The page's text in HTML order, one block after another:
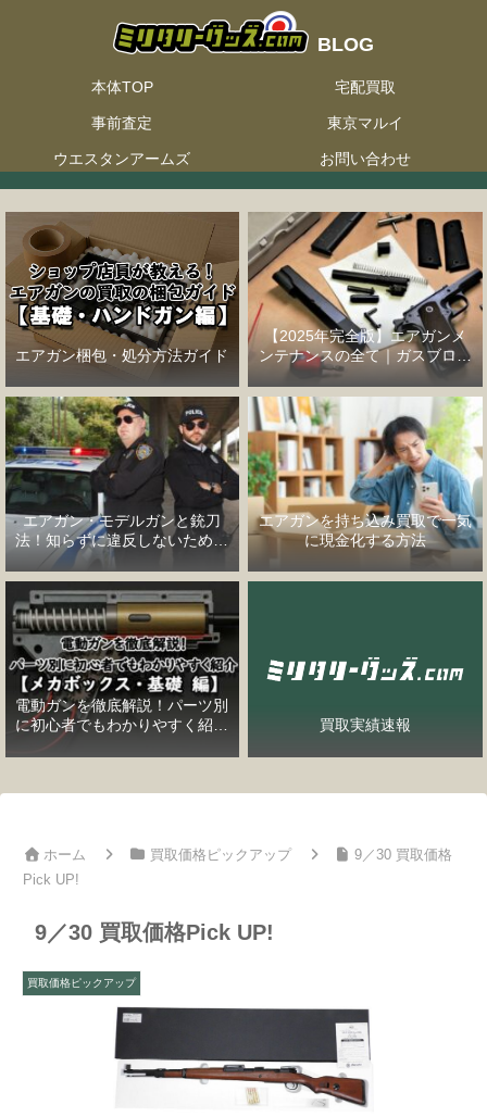
本体TOP 宅配買取
事前査定 東京マルイ
ウエスタンアームズ お問い合わせ
エアガン梱包・処分方法ガイド
【2025年完全版】エアガンメ
ンテナンスの全て｜ガスブロー
バックハンドガン編
エアガン・モデルガンと銃刀
法！知らずに違反しないための
完全ガイド
エアガンを持ち込み買取で一気
に現金化する方法
電動ガンを徹底解説！パーツ別
に初心者でもわかりやすく紹介
【メカボックス・基礎編】
買取実績速報
ホーム 買取価格ピックアップ
9／30 買取価格
Pick UP!
9／30 買取価格Pick UP!
買取価格ピックアップ